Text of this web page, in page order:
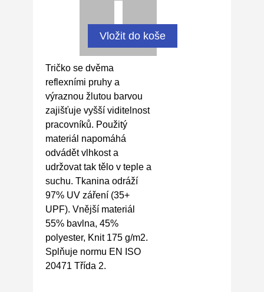
Tričko se dvěma
reflexními pruhy a
výraznou žlutou barvou
zajišťuje vyšší viditelnost
pracovníků. Použitý
materiál napomáhá
odvádět vlhkost a
udržovat tak tělo v teple a
suchu. Tkanina odráží
97% UV záření (35+
UPF). Vnější materiál
55% bavlna, 45%
polyester, Knit 175 g/m2.
Splňuje normu EN ISO
20471 Třída 2.